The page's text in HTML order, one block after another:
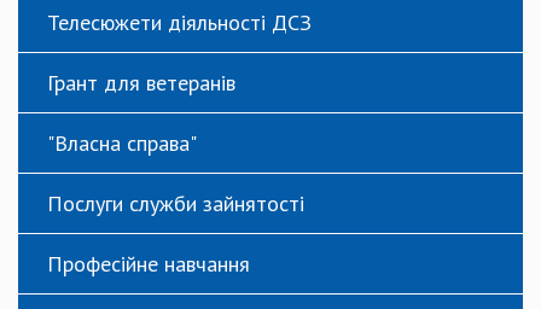
Телесюжети діяльності ДСЗ
Грант для ветеранів
"Власна справа"
Послуги служби зайнятості
Професійне навчання